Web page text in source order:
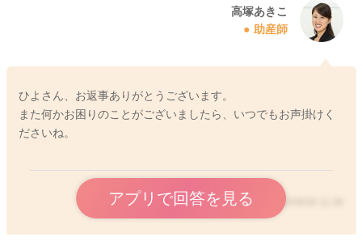
高塚あきこ
助産師
ひよさん、お返事ありがとうございます。
また何かお困りのことがございましたら、いつでもお声掛けく
ださいね。
アプリで回答を見る 2025/9/30 11:36